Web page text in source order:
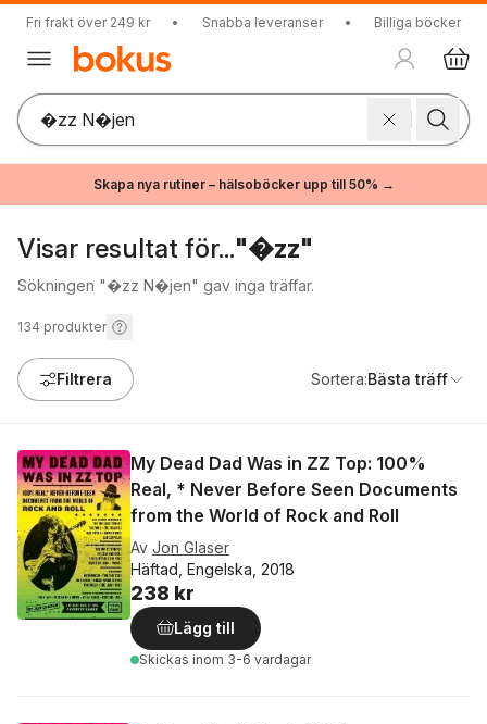
Fri frakt över 249 kr • Snabba leveranser • Billiga böcker
Skapa nya rutiner – hälsoböcker upp till 50% →
Visar resultat för..."�zz"
Sökningen "�zz N�jen" gav inga träffar.
134 produkter
Filtrera Sortera:Bästa träff
My Dead Dad Was in ZZ Top: 100%
Real, * Never Before Seen Documents
from the World of Rock and Roll
Av Jon Glaser
Häftad, Engelska, 2018
238 kr
Lägg till
Skickas inom 3-6 vardagar